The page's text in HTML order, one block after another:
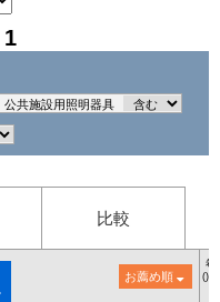
1
公共施設用照明器具
比較
お薦め順
希
()